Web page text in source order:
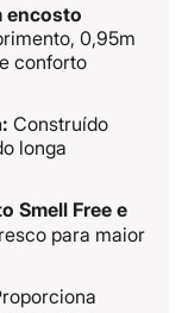
encosto
0,95m
conforto
Construído
longa
Smell Free e
para maior